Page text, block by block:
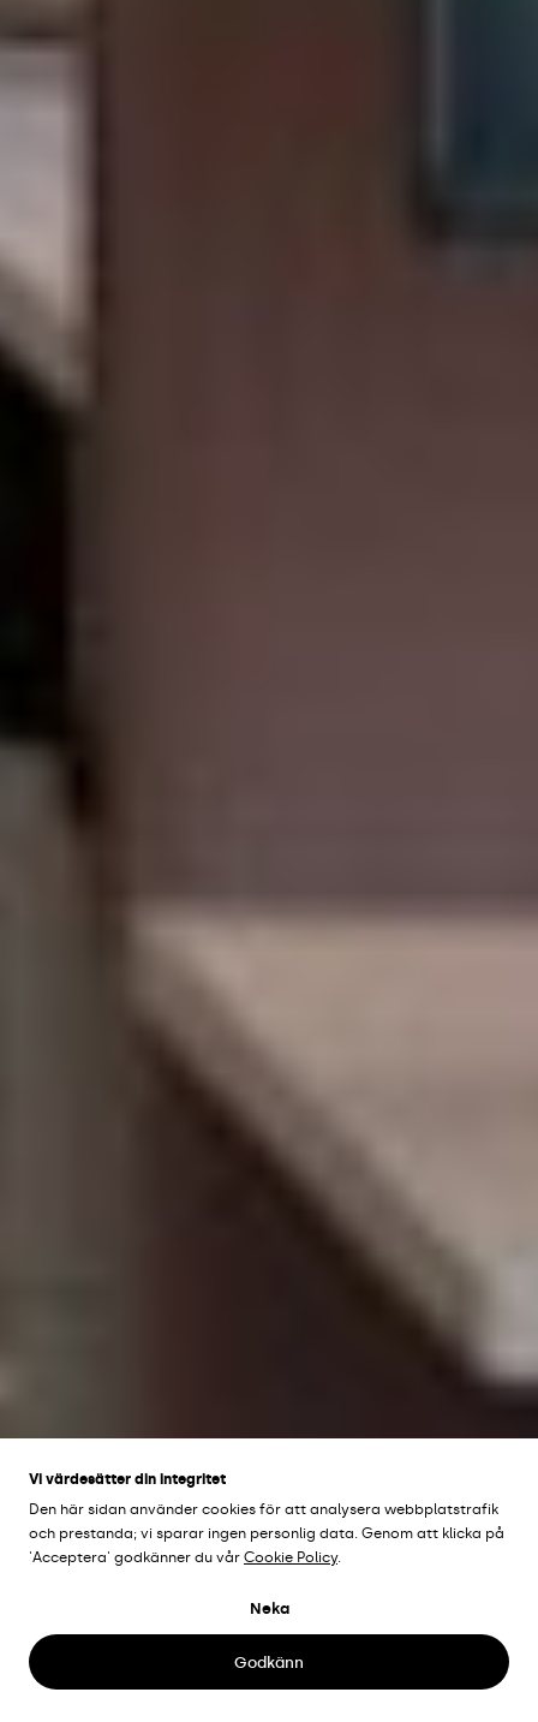
HUMANA KONTOR
Stockholm, Sverige
Vi värdesätter din integritet
Den här sidan använder cookies för att analysera webbplatstrafik
och prestanda; vi sparar ingen personlig data. Genom att klicka på
'Acceptera' godkänner du vår Cookie Policy.
Neka
Godkänn